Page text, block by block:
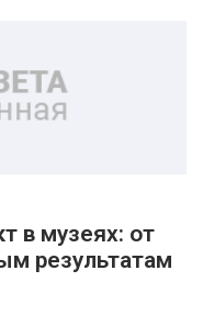
в музеях: от
результатам